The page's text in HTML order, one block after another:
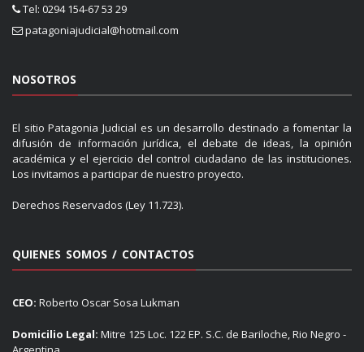
Tel: 0294 154-67 53 29
patagoniajudicial@hotmail.com
NOSOTROS
El sitio Patagonia Judicial es un desarrollo destinado a fomentar la
difusión de información jurídica, el debate de ideas, la opinión
académica y el ejercicio del control ciudadano de las instituciones.
Los invitamos a participar de nuestro proyecto.
Derechos Reservados (Ley 11.723).
QUIENES SOMOS / CONTACTOS
CEO: Roberto Oscar Sosa Lukman
Domicilio Legal: Mitre 125 Loc. 122 EP. S.C. de Bariloche, Rio Negro -